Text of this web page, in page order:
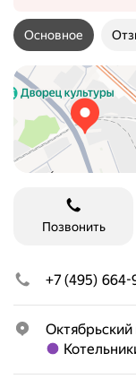
Основное
Позвонить
+7 (495) 664-
Метро